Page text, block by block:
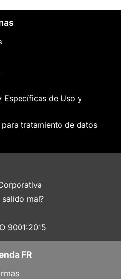
Específicas de Uso y
tratamiento de datos
salido mal?
9001:2015
FR